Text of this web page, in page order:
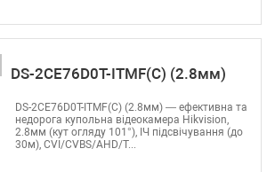
DS-2CE76D0T-ITMF(C) (2.8мм)
DS-2CE76D0T-ITMF(C) (2.8мм) — ефективна та
недорога купольна відеокамера Hikvision,
2.8мм (кут огляду 101°), ІЧ підсвічування (до
30м), CVI/CVBS/AHD/T...